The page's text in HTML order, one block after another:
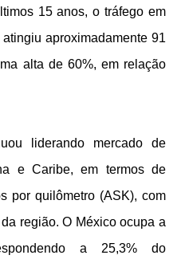
15 anos, o tráfego em
aproximadamente 91
alta de 60%, em relação
liderando mercado de
e Caribe, em termos de
por quilômetro (ASK), com
região. O México ocupa a
a 25,3% do